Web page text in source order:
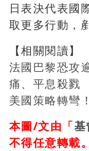
日表決代表國
取更多行動，
【相關閱讀】
法國巴黎恐攻
痛、平息殺戮
美國策略轉彎
本圖/文由「基
不得任意轉載。